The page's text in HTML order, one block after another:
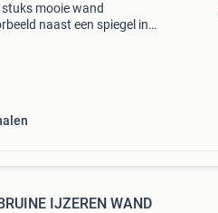
mooie wand
naast een spiegel in
IJZEREN WAND